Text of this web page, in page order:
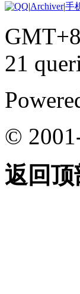
|Archiver|手
21
©
返回顶